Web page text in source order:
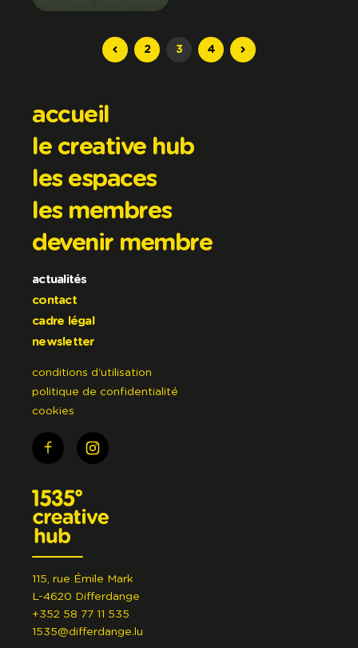
2 3 4
accueil
le creative hub
les espaces
les membres
devenir membre
actualités
contact
cadre légal
newsletter
conditions d'utilisation
politique de confidentialité
cookies
115, rue Émile Mark
L-4620 Differdange
+352 58 77 11 535
1535@differdange.lu